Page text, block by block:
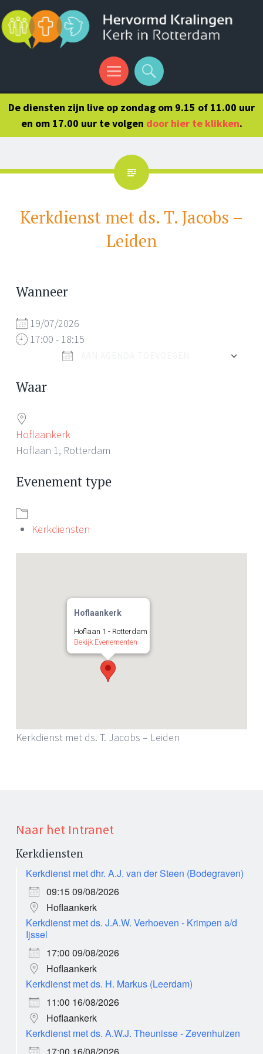
Menu
Search
De diensten zijn live op zondag om 9.15 of 11.00 uur
en om 17.00 uur te volgen door hier te klikken.
Kerkdienst met ds. T. Jacobs –
Leiden
Wanneer
19/07/2026
17:00 - 18:15
Waar
Hoflaankerk
Hoflaan 1, Rotterdam
Evenement type
Kerkdiensten
Hoflaankerk
Hoflaan 1 - Rotterdam
Bekijk Evenementen
Kerkdienst met ds. T. Jacobs – Leiden
Naar het Intranet
Kerkdiensten
Kerkdienst met dhr. A.J. van der Steen (Bodegraven)
09:15 09/08/2026
Hoflaankerk
Kerkdienst met ds. J.A.W. Verhoeven - Krimpen a/d
Ijssel
17:00 09/08/2026
Hoflaankerk
Kerkdienst met ds. H. Markus (Leerdam)
11:00 16/08/2026
Hoflaankerk
Kerkdienst met ds. A.W.J. Theunisse - Zevenhuizen